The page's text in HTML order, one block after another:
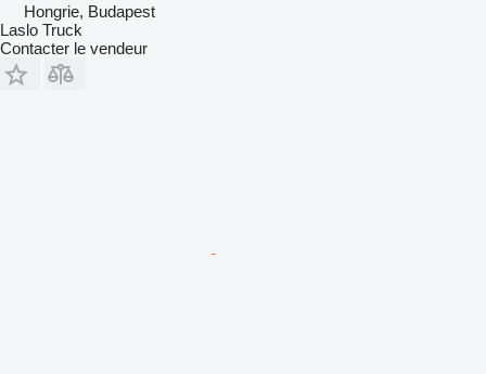
Hongrie, Budapest
Laslo Truck
Contacter le vendeur